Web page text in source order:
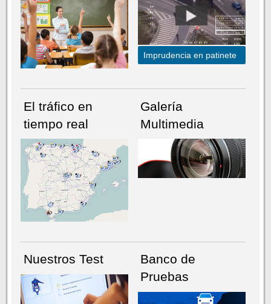
NÚMERO ACTUALHEMEROTECA
Imprudencia en patinete
El tráfico en
tiempo real
Galería
Multimedia
Nuestros Test
Banco de
Pruebas